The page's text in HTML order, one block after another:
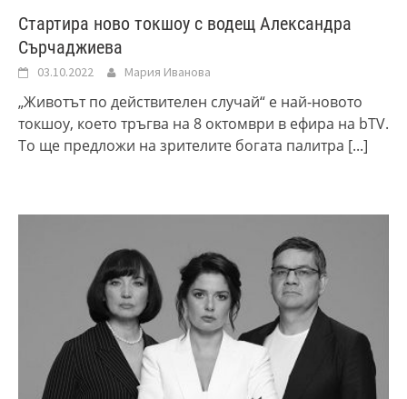
Стартира ново токшоу с водещ Александра
Сърчаджиева
03.10.2022 Мария Иванова
„Животът по действителен случай“ е най-новото
токшоу, което тръгва на 8 октомври в ефира на bTV.
То ще предложи на зрителите богата палитра [...]